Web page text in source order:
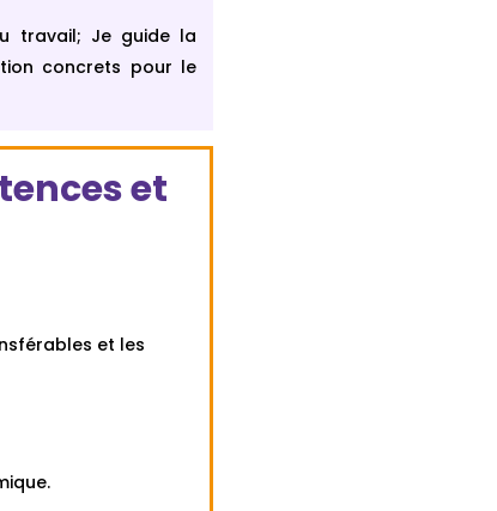
travail; Je guide la
concrets pour le
et
et les